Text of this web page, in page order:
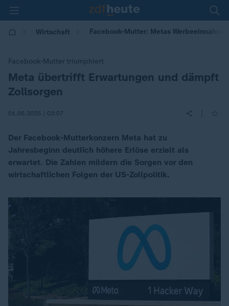
Wirtschaft Facebook-Mutter: Metas
Facebook-Mutter triumphiert
:Meta übertrifft Erwartungen und dämpft
Zollsorgen
01.05.2025 | 03:07
Der Facebook-Mutterkonzern Meta hat zu
Jahresbeginn deutlich höhere Erlöse erzielt als
erwartet. Die Zahlen mildern die Sorgen vor den
wirtschaftlichen Folgen der US-Zollpolitik.